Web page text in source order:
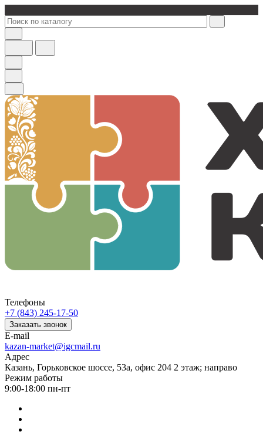
Телефоны
+7 (843) 245-17-50
Заказать звонок
E-mail
kazan-market@igcmail.ru
Адрес
Казань, ​Горьковское шоссе, 53а, офис 204 2 этаж; направо
Режим работы
9:00-18:00 пн-пт